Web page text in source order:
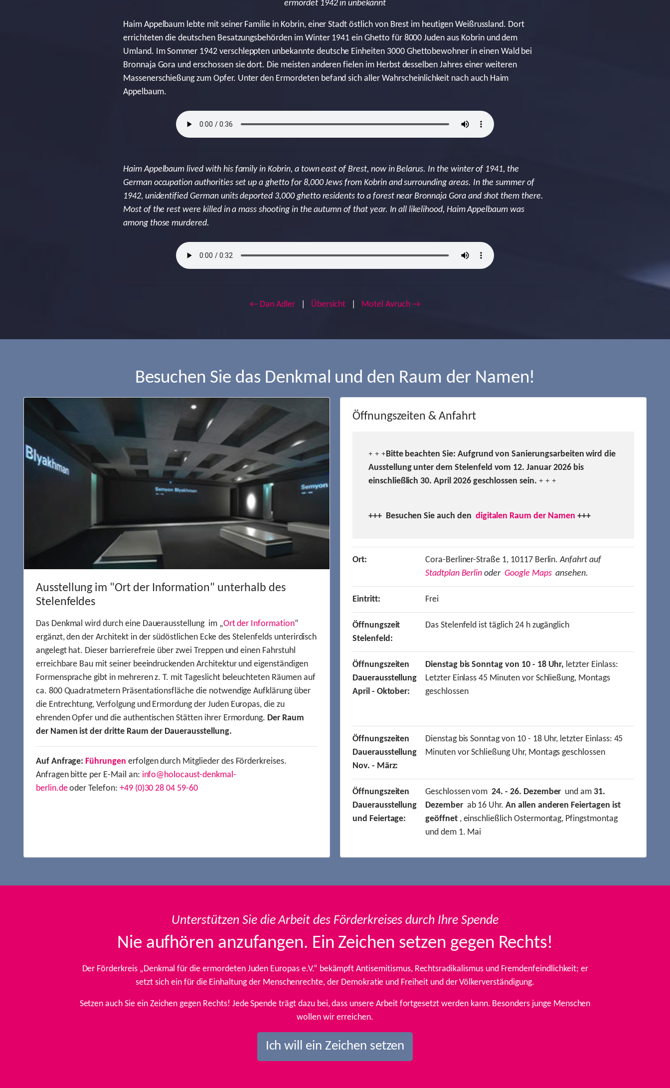
ermordet 1942 in unbekannt
Haim Appelbaum lebte mit seiner Familie in Kobrin, einer Stadt östlich von Brest im heutigen Weißrussland. Dort
errichteten die deutschen Besatzungsbehörden im Winter 1941 ein Ghetto für 8000 Juden aus Kobrin und dem
Umland. Im Sommer 1942 verschleppten unbekannte deutsche Einheiten 3000 Ghettobewohner in einen Wald bei
Bronnaja Gora und erschossen sie dort. Die meisten anderen fielen im Herbst desselben Jahres einer weiteren
Massenerschießung zum Opfer. Unter den Ermordeten befand sich aller Wahrscheinlichkeit nach auch Haim
Appelbaum.
Haim Appelbaum lived with his family in Kobrin, a town east of Brest, now in Belarus. In the winter of 1941, the
German occupation authorities set up a ghetto for 8,000 Jews from Kobrin and surrounding areas. In the summer of
1942, unidentified German units deported 3,000 ghetto residents to a forest near Bronnaja Gora and shot them there.
Most of the rest were killed in a mass shooting in the autumn of that year. In all likelihood, Haim Appelbaum was
among those murdered.
← Dan Adler Übersicht Motel Avruch →
Besuchen Sie das Denkmal und den Raum der Namen!
Ausstellung im "Ort der Information" unterhalb des
Stelenfeldes
Das Denkmal wird durch eine Dauerausstellung im „Ort der Information“
ergänzt, den der Architekt in der südöstlichen Ecke des Stelenfelds unterirdisch
angelegt hat. Dieser barrierefreie über zwei Treppen und einen Fahrstuhl
erreichbare Bau mit seiner beeindruckenden Architektur und eigenständigen
Formensprache gibt in mehreren z. T. mit Tageslicht beleuchteten Räumen auf
ca. 800 Quadratmetern Präsentationsfläche die notwendige Aufklärung über
die Entrechtung, Verfolgung und Ermordung der Juden Europas, die zu
ehrenden Opfer und die authentischen Stätten ihrer Ermordung. Der Raum
der Namen ist der dritte Raum der Dauerausstellung.
Auf Anfrage: Führungen erfolgen durch Mitglieder des Förderkreises.
Anfragen bitte per E-Mail an: info@holocaust-denkmal-
berlin.deoder Telefon: +49 (0)30 28 04 59-60
Öffnungszeiten & Anfahrt
+ + +Bitte beachten Sie: Aufgrund von Sanierungsarbeiten wird die
Ausstellung unter dem Stelenfeld vom 12. Januar 2026 bis
einschließlich 30. April 2026 geschlossen sein. + + +
+++ Besuchen Sie auch den digitalen Raum der Namen +++
Ort: Cora-Berliner-Straße 1, 10117 Berlin.Anfahrt auf
Stadtplan Berlin oder Google Mapsansehen.
Eintritt: Frei
Öffnungszeit
Stelenfeld:
Das Stelenfeld ist täglich 24 h zugänglich
Öffnungszeiten
Dauerausstellung
April - Oktober:
Dienstag bis Sonntag von 10 - 18 Uhr, letzter Einlass:
Letzter Einlass 45 Minuten vor Schließung, Montags
geschlossen
Öffnungszeiten
Dauerausstellung
Nov. - März:
Dienstag bis Sonntag von 10 - 18 Uhr, letzter Einlass: 45
Minuten vor Schließung Uhr, Montags geschlossen
Öffnungszeiten
Dauerausstellung
und Feiertage:
Geschlossen vom24. - 26. Dezember und am31.
Dezemberab 16 Uhr.An allen anderen Feiertagen ist
geöffnet, einschließlich Ostermontag, Pfingstmontag
und dem 1. Mai
Unterstützen Sie die Arbeit des Förderkreises durch Ihre Spende
Nie aufhören anzufangen. Ein Zeichen setzen gegen Rechts!
Der Förderkreis „Denkmal für die ermordeten Juden Europas e.V.“ bekämpft Antisemitismus, Rechtsradikalismus und Fremdenfeindlichkeit; er
setzt sich ein für die Einhaltung der Menschenrechte, der Demokratie und Freiheit und der Völkerverständigung.
Setzen auch Sie ein Zeichen gegen Rechts! Jede Spende trägt dazu bei, dass unsere Arbeit fortgesetzt werden kann. Besonders junge Menschen
wollen wir erreichen.
Ich will ein Zeichen setzen